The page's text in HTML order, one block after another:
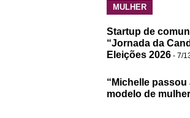
MULHER
Startup de
“Jornada da
Eleições 2026 - 7/
“Michelle
modelo de